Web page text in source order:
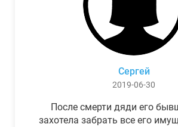
Сергей
2019-06-30
После смерти дяди его
захотела забрать все его